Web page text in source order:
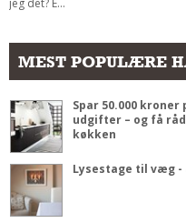
jeg det? E...
MEST POPULÆRE
Spar 50.000 kroner
udgifter – og få
køkken
Lysestage til væg -